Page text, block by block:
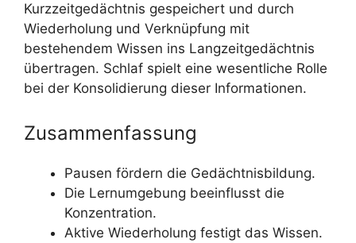
Kurzzeitgedächtnis gespeichert und durch
Wiederholung und Verknüpfung mit
bestehendem Wissen ins Langzeitgedächtnis
übertragen. Schlaf spielt eine wesentliche Rolle
bei der Konsolidierung dieser Informationen.
Zusammenfassung
Pausen fördern die Gedächtnisbildung.
Die Lernumgebung beeinflusst die
Konzentration.
Aktive Wiederholung festigt das Wissen.